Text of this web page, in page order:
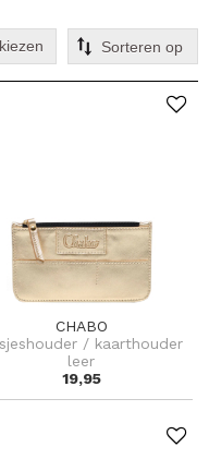
CHABO
/ kaarthouder
leer
19,95